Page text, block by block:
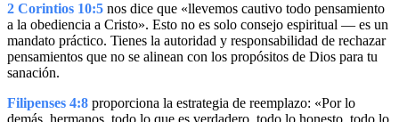
2 Corintios 10:5 nos dice que «llevemos cautivo todo pensamiento
a la obediencia a Cristo». Esto no es solo consejo espiritual — es un
mandato práctico. Tienes la autoridad y responsabilidad de rechazar
pensamientos que no se alinean con los propósitos de Dios para tu
sanación.
Filipenses 4:8 proporciona la estrategia de reemplazo: «Por lo
demás, hermanos, todo lo que es verdadero, todo lo honesto, todo lo